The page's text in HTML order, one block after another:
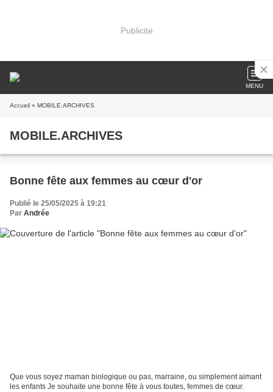
Publicité
MENU
Accueil » MOBILE.ARCHIVES
MOBILE.ARCHIVES
Bonne fête aux femmes au cœur d'or
Publié le 25/05/2025 à 19:21
Par Andrée
Que vous soyez maman biologique ou pas, marraine, ou simplement aimant
les enfants Je souhaite une bonne fête à vous toutes, femmes de cœur.